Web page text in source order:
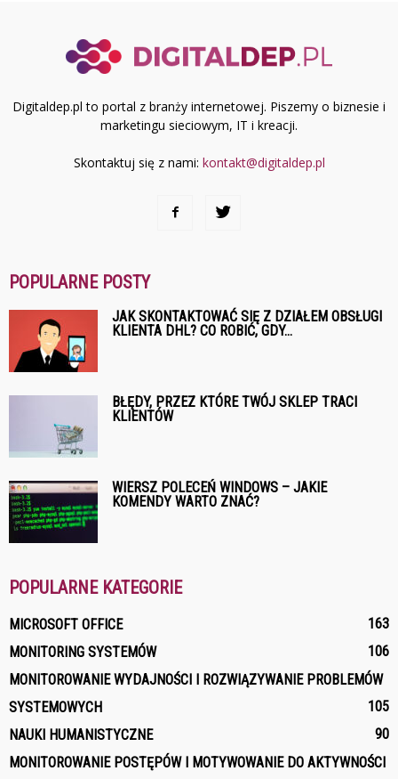
Digitaldep.pl to portal z branży internetowej. Piszemy o biznesie i
marketingu sieciowym, IT i kreacji.
Skontaktuj się z nami: kontakt@digitaldep.pl
POPULARNE POSTY
JAK SKONTAKTOWAĆ SIĘ Z DZIAŁEM OBSŁUGI
KLIENTA DHL? CO ROBIĆ, GDY...
BŁĘDY, PRZEZ KTÓRE TWÓJ SKLEP TRACI
KLIENTÓW
WIERSZ POLECEŃ WINDOWS – JAKIE
KOMENDY WARTO ZNAĆ?
POPULARNE KATEGORIE
MICROSOFT OFFICE
163
MONITORING SYSTEMÓW
106
MONITOROWANIE WYDAJNOŚCI I ROZWIĄZYWANIE PROBLEMÓW
SYSTEMOWYCH
105
NAUKI HUMANISTYCZNE
90
MONITOROWANIE POSTĘPÓW I MOTYWOWANIE DO AKTYWNOŚCI